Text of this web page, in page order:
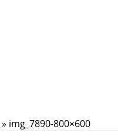
» img_7890-800×600